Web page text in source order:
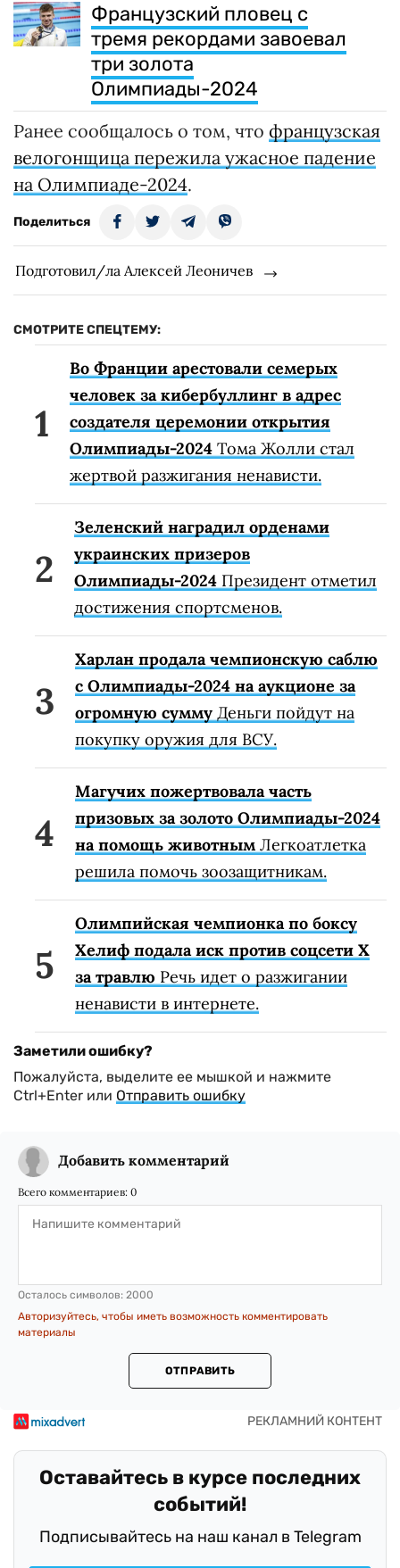
Французский пловец с
тремя рекордами завоевал
три золота
Олимпиады-2024
Ранее сообщалось о том, что французская
велогонщица пережила ужасное падение
на Олимпиаде-2024.
Поделиться
Подготовил/ла Алексей Леоничев
СМОТРИТЕ СПЕЦТЕМУ:
Во Франции арестовали семерых
человек за кибербуллинг в адрес
создателя церемонии открытия
Олимпиады-2024 Тома Жолли стал
жертвой разжигания ненависти.
Зеленский наградил орденами
украинских призеров
Олимпиады-2024 Президент отметил
достижения спортсменов.
Харлан продала чемпионскую саблю
с Олимпиады-2024 на аукционе за
огромную сумму Деньги пойдут на
покупку оружия для ВСУ.
Магучих пожертвовала часть
призовых за золото Олимпиады-2024
на помощь животным Легкоатлетка
решила помочь зоозащитникам.
Олимпийская чемпионка по боксу
Хелиф подала иск против соцсети X
за травлю Речь идет о разжигании
ненависти в интернете.
Заметили ошибку?
Пожалуйста, выделите ее мышкой и нажмите
Ctrl+Enter или Отправить ошибку
Добавить комментарий
Всего комментариев: 0
Осталось символов: 2000
Авторизуйтесь, чтобы иметь возможность комментировать
материалы
ОТПРАВИТЬ
Оставайтесь в курсе последних
событий!
Подписывайтесь на наш канал в Telegram